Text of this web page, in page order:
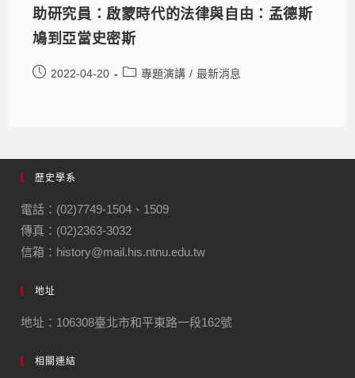
助研究員：啟蒙時代的法律與自由：孟德斯
鳩到亞當史密斯
2022-04-20 專題演講 / 最新消息
歷史學系
電話：(02)7749-1504、1509
傳真：(02)2363-3032
信箱：history@mail.his.ntnu.edu.tw
地址
地址：106308臺北市和平東路一段162號
相關連結